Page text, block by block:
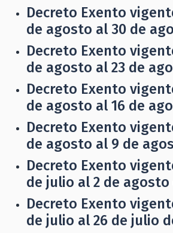
Decreto Exento
de agosto al 30 de
Decreto Exento
de agosto al 23 de
Decreto Exento
de agosto al 16 de
Decreto Exento
de agosto al 9 de
Decreto Exento
de julio al 2 de agosto
Decreto Exento
de julio al 26 de julio